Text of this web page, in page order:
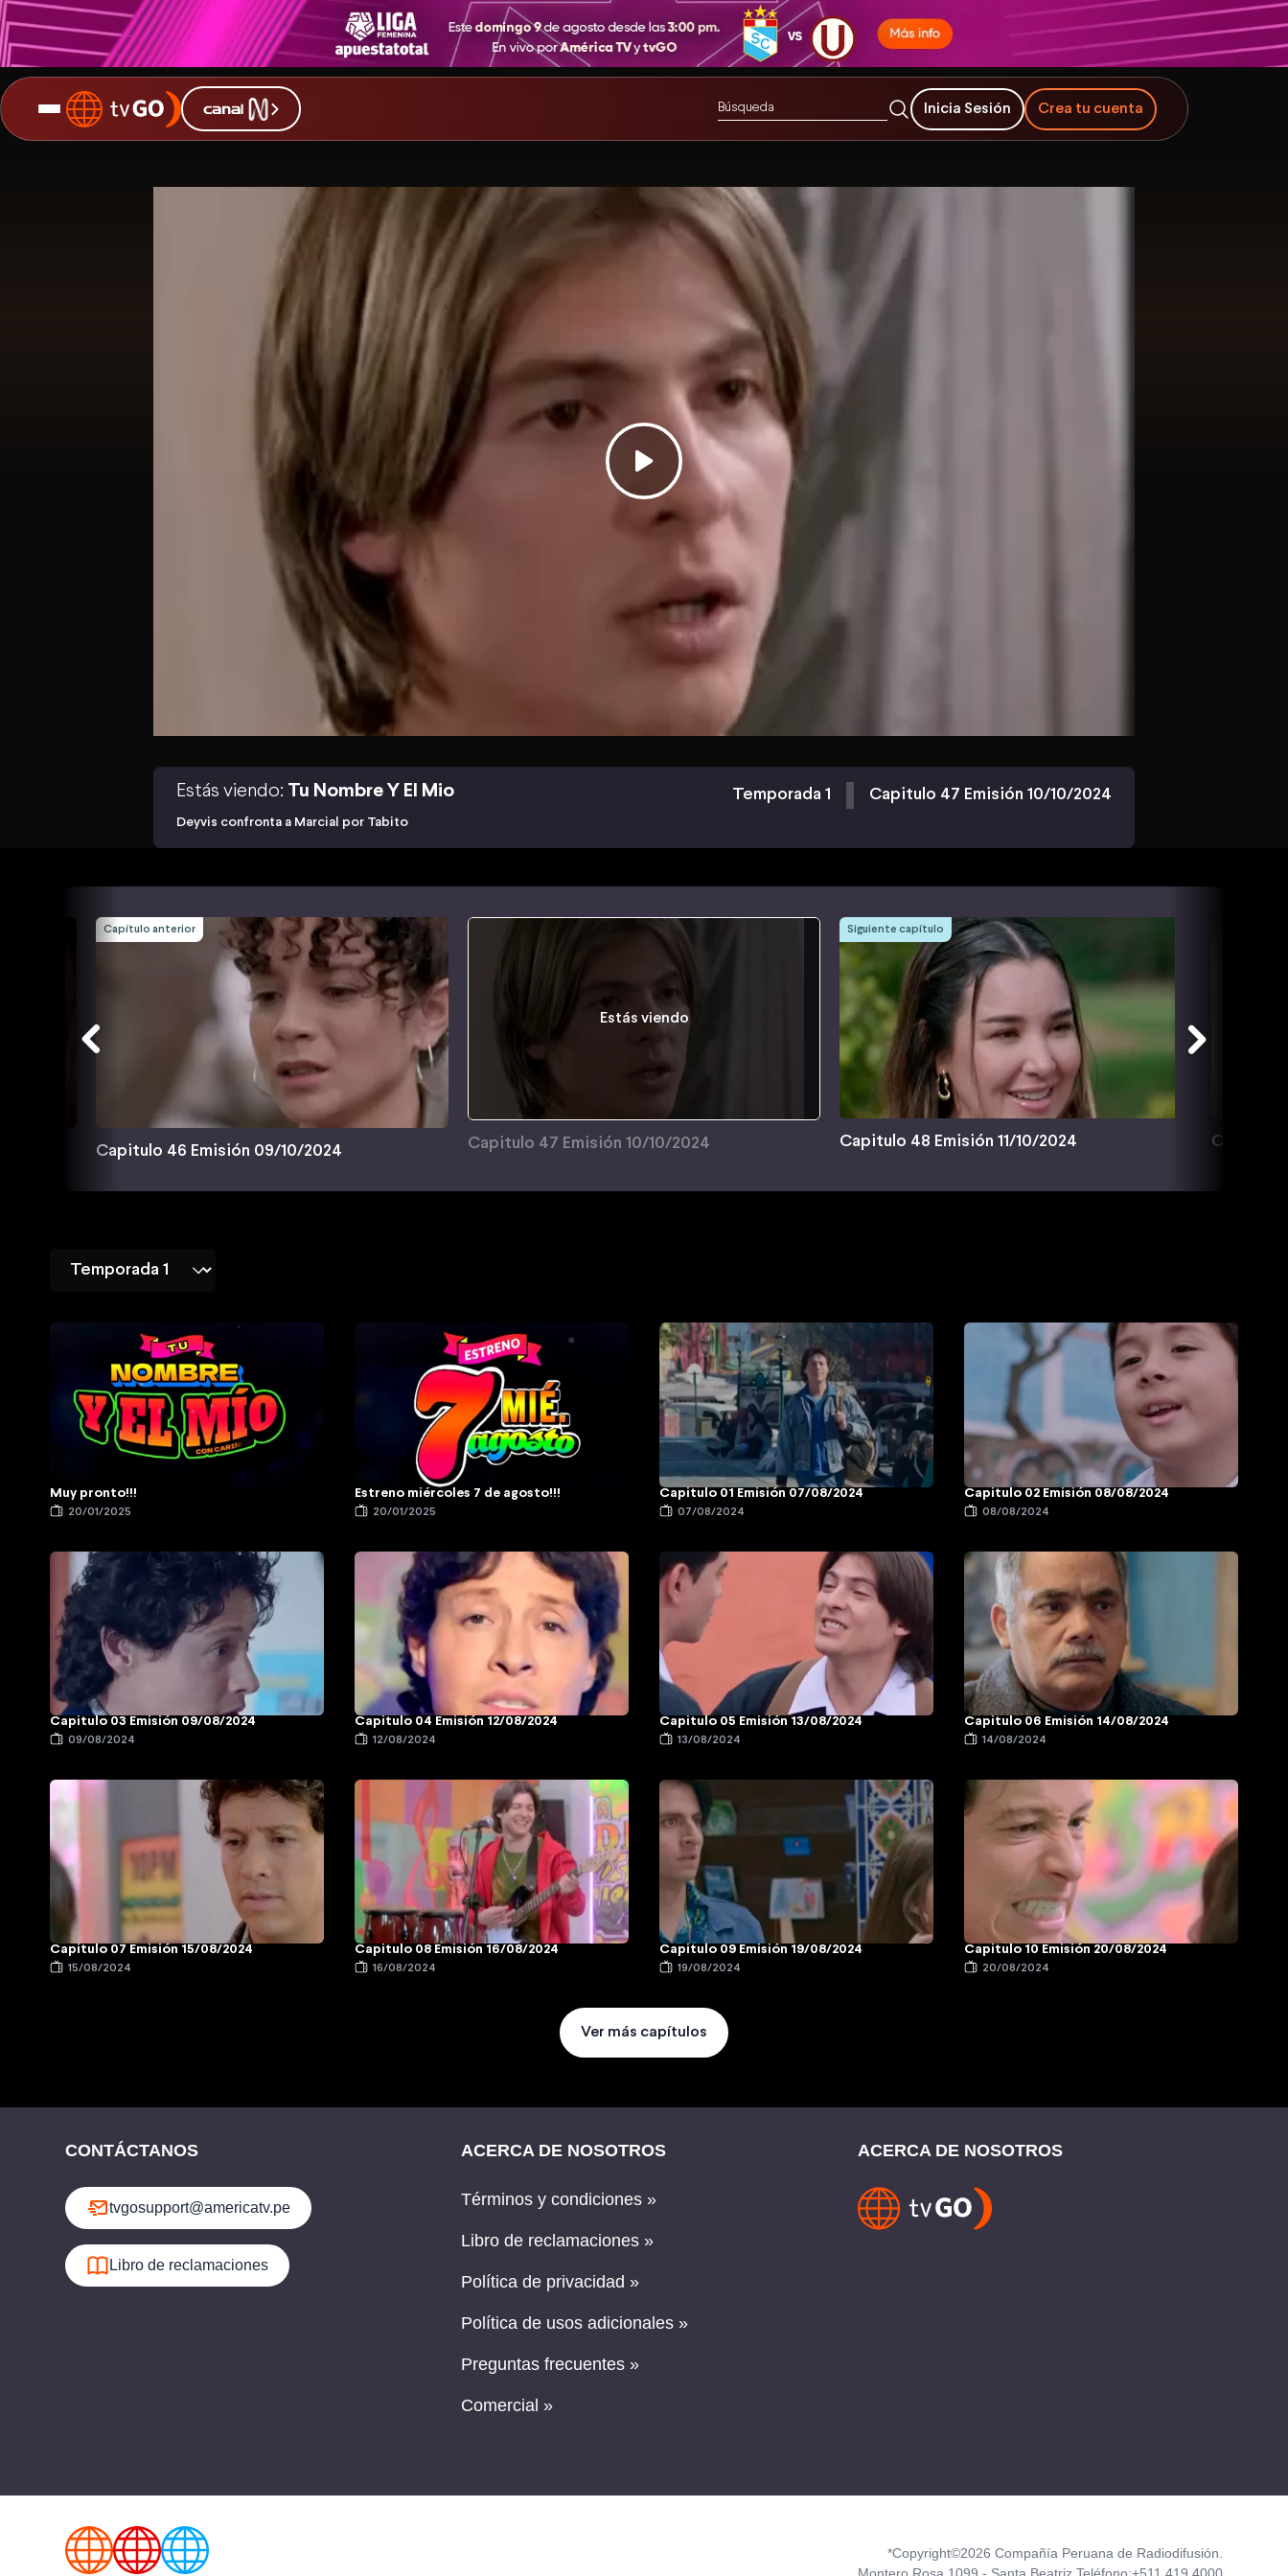
Inicia Sesión Crea tu cuenta
Estás viendo: Tu Nombre Y El Mio
Deyvis confronta a Marcial por Tabito
Temporada 1 Capitulo 47 Emisión 10/10/2024
Capítulo anterior
Capitulo 46 Emisión 09/10/2024
Estás viendo
Capitulo 47 Emisión 10/10/2024
Siguiente capítulo
Capitulo 48 Emisión 11/10/2024 Capitulo
Muy pronto!!!
20/01/2025
Estreno miércoles 7 de agosto!!!
20/01/2025
Capitulo 01 Emisión 07/08/2024
07/08/2024
Capitulo 02 Emisión 08/08/2024
08/08/2024
Capitulo 03 Emisión 09/08/2024
09/08/2024
Capitulo 04 Emisión 12/08/2024
12/08/2024
Capitulo 05 Emisión 13/08/2024
13/08/2024
Capitulo 06 Emisión 14/08/2024
14/08/2024
Capitulo 07 Emisión 15/08/2024
15/08/2024
Capitulo 08 Emisión 16/08/2024
16/08/2024
Capitulo 09 Emisión 19/08/2024
19/08/2024
Capitulo 10 Emisión 20/08/2024
20/08/2024
Ver más capítulos
CONTÁCTANOS
tvgosupport@americatv.pe
Libro de reclamaciones
ACERCA DE NOSOTROS
Términos y condiciones »
Libro de reclamaciones »
Política de privacidad »
Política de usos adicionales »
Preguntas frecuentes »
Comercial »
ACERCA DE NOSOTROS
*Copyright©2026 Compañía Peruana de Radiodifusión.